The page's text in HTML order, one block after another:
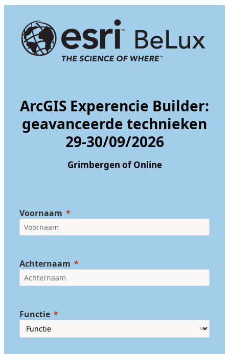
ArcGIS Experencie Builder:
geavanceerde technieken
29-30/09/2026
Grimbergen of Online
Voornaam
Achternaam
Functie